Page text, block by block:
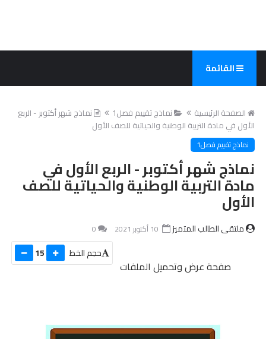
القائمة
الصفحة الرئيسية نماذج تقييم فصل1
نماذج شهر أكتوبر - الربع
الأول في مادة التربية الوطنية والحياتية للصف الأول
نماذج تقييم فصل1
نماذج شهر أكتوبر - الربع الأول في
مادة التربية الوطنية والحياتية للصف
الأول
ملتقى الطالب المتميز 0
حجم الخط 15
صفحة عرض وتحميل الملفات